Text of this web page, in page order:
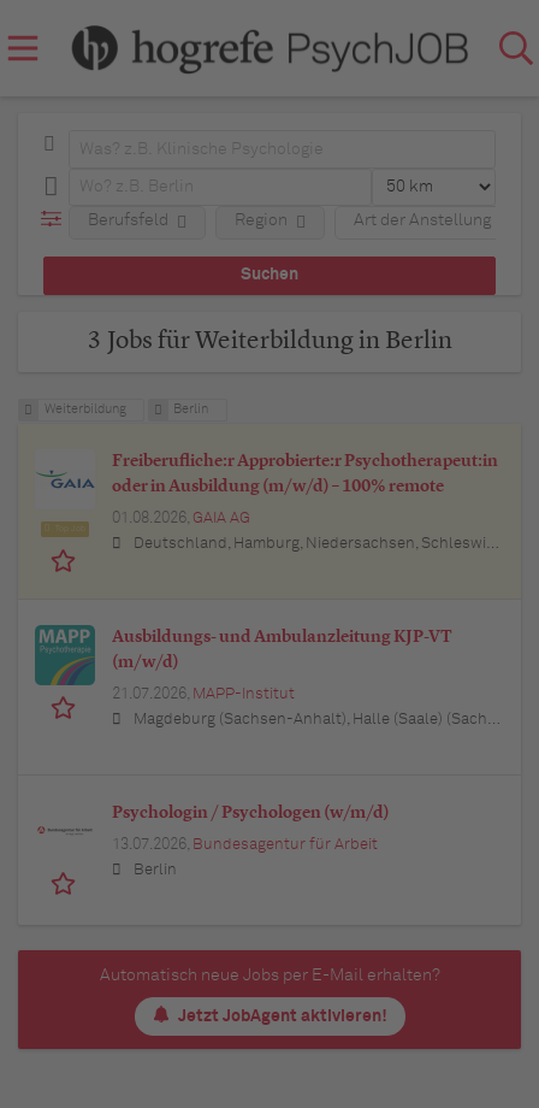
Berufsfeld Art der Anstellung
Region
3 Jobs für Weiterbildung in Berlin
Weiterbildung Berlin
Freiberufliche:r Approbierte:r Psychotherapeut:in
oder in Ausbildung (m/w/d) – 100% remote
01.08.2026, GAIA AG
Deutschland, Hamburg, Niedersachsen, Schleswig-Holstein, Baden-Württemberg, Bayern, Berlin, Nordrhein-Westfalen, Hessen, Thüringen, Brandenburg, Mecklenburg-Vorpommern, Rheinland-Pfalz, Saarland
Ausbildungs- und Ambulanzleitung KJP-VT
(m/w/d)
21.07.2026, MAPP-Institut
Magdeburg (Sachsen-Anhalt), Halle (Saale) (Sachsen-Anhalt), Leipzig (Sachsen), Hannover (Niedersachsen), Berlin, Wolfsburg (Niedersachsen), Braunschweig (Niedersachsen), 39576 Stendal (Sachsen-Anhalt), 39 Haldensleben (Sachsen-Anhalt), Potsdam (Brandenburg)
Psychologin / Psychologen (w/m/d)
13.07.2026, Bundesagentur für Arbeit
Berlin
Automatisch neue Jobs per E-Mail erhalten?
Jetzt JobAgent aktivieren!